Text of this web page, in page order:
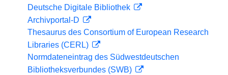
Deutsche Digitale Bibliothek
Archivportal-D
Thesaurus des Consortium of European Research
Libraries (CERL)
Normdateneintrag des Südwestdeutschen
Bibliotheksverbundes (SWB)